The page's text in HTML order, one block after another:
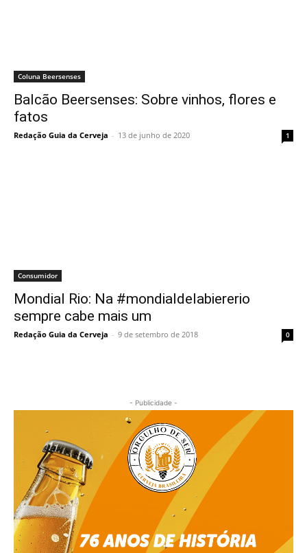
Coluna Beersenses
Balcão Beersenses: Sobre vinhos, flores e
fatos
Redação Guia da Cerveja - 13 de junho de 2020 1
Consumidor
Mondial Rio: Na #mondialdelabiererio
sempre cabe mais um
Redação Guia da Cerveja - 9 de setembro de 2018 0
- Publicidade -